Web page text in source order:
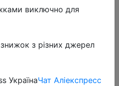
Xiaomi
WAN LAN
for Home
виключно для
з різних джерел
УкраїнаЧат Аліекспресс